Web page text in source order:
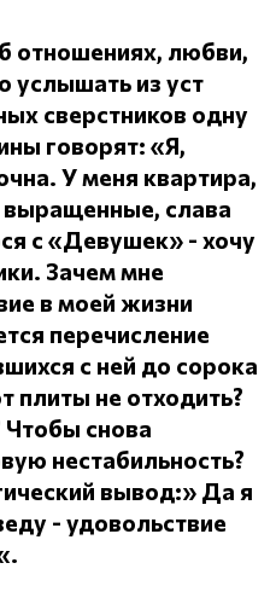
отношениях, любви,
услышать из уст
сверстников одну
говорят: «Я,
У меня квартира,
слава
с «Девушек» - хочу
Зачем мне
в моей жизни
перечисление
с ней до сорока
плиты не отходить?
Чтобы снова
нестабильность?
вывод:» Да я
- удовольствие